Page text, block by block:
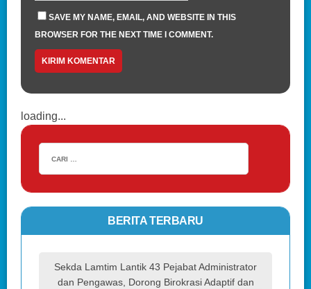
SAVE MY NAME, EMAIL, AND WEBSITE IN THIS
BROWSER FOR THE NEXT TIME I COMMENT.
loading...
BERITA TERBARU
Sekda Lamtim Lantik 43 Pejabat Administrator
dan Pengawas, Dorong Birokrasi Adaptif dan